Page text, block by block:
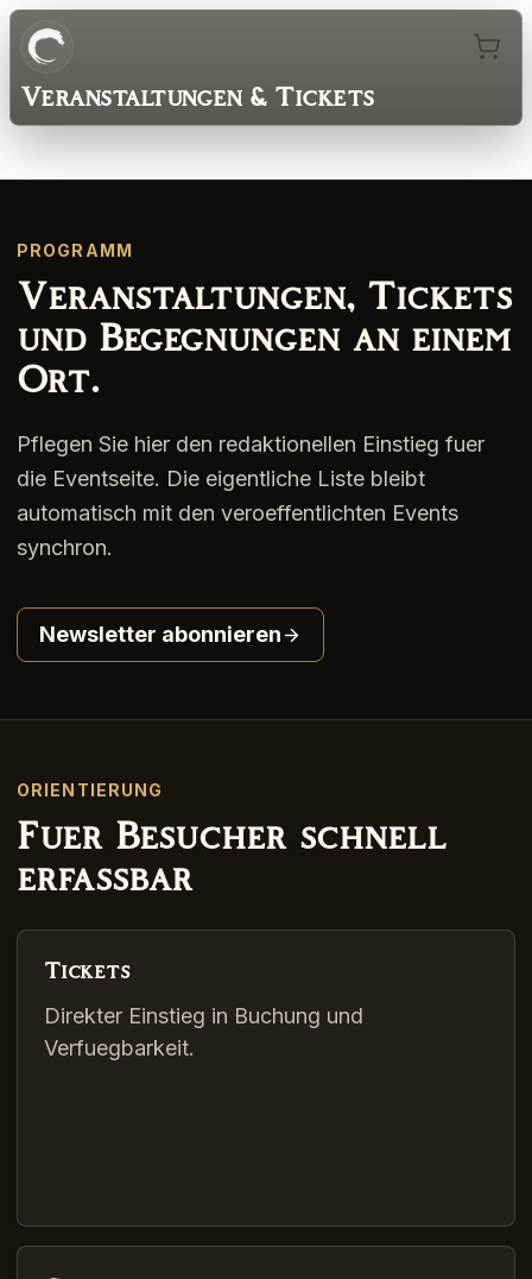
Veranstaltungen & Tickets
PROGRAMM
Veranstaltungen, Tickets
und Begegnungen an einem
Ort.
Pflegen Sie hier den redaktionellen Einstieg fuer
die Eventseite. Die eigentliche Liste bleibt
automatisch mit den veroeffentlichten Events
synchron.
Newsletter abonnieren
ORIENTIERUNG
Fuer Besucher schnell
erfassbar
Tickets
Direkter Einstieg in Buchung und
Verfuegbarkeit.